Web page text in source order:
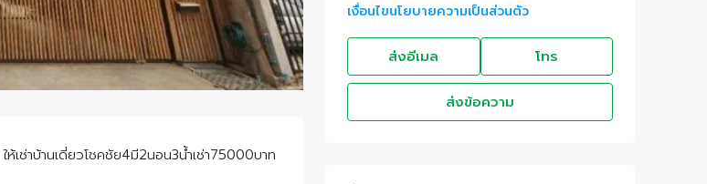
ให้เช่าบ้านเดี่ยวโชคชัย4มี2นอน3น้ำเช่า75000บาท
เงื่อนไขนโยบายความเป็นส่วนตัว
ส่งอีเมล โทร
ส่งข้อความ